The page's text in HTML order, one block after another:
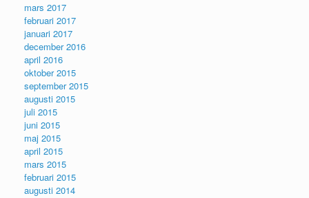
mars 2017
februari 2017
januari 2017
december 2016
april 2016
oktober 2015
september 2015
augusti 2015
juli 2015
juni 2015
maj 2015
april 2015
mars 2015
februari 2015
augusti 2014